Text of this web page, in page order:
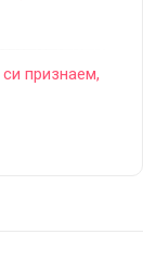
признаем,